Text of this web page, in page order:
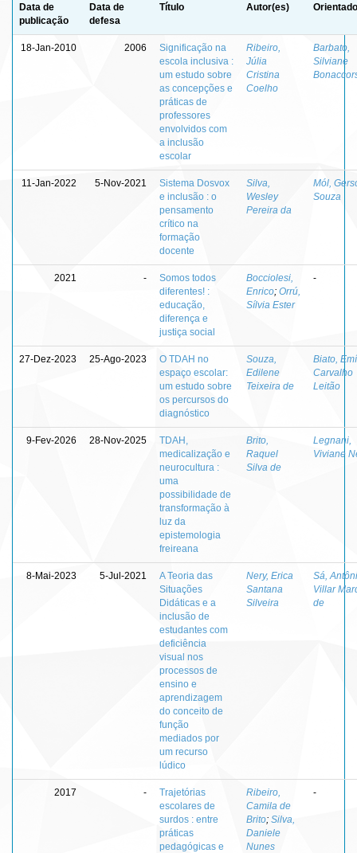
Data de
publicação
Data de
defesa
Título Autor(es)
18-Jan-2010 2006
Significação na
escola inclusiva :
um estudo sobre
as concepções e
práticas de
professores
envolvidos com
a inclusão
escolar
Ribeiro,
Júlia
Cristina
Coelho
Barbato,
Silviane
11-Jan-2022 5-Nov-2021
Sistema Dosvox
e inclusão : o
pensamento
crítico na
formação
docente
Silva,
Wesley
Pereira da
Mól,
Souza
2021 -
Somos todos
diferentes! :
educação,
diferença e
justiça social
Bocciolesi,
Enrico; Orrú,
Sílvia Ester
-
27-Dez-2023 25-Ago-2023
O TDAH no
espaço escolar:
um estudo sobre
os percursos do
diagnóstico
Souza,
Edilene
Teixeira de
Biato,
Carvalho
Leitão
9-Fev-2026 28-Nov-2025
TDAH,
medicalização e
neurocultura :
uma
possibilidade de
transformação à
luz da
epistemologia
freireana
Brito,
Raquel
Silva de
Legnani,
Viviane
8-Mai-2023 5-Jul-2021
A Teoria das
Situações
Didáticas e a
inclusão de
estudantes com
deficiência
visual nos
processos de
ensino e
aprendizagem
do conceito de
função
mediados por
um recurso
lúdico
Nery, Erica
Santana
Silveira
Sá,
Villar
de
2017 -
Trajetórias
escolares de
surdos : entre
práticas
pedagógicas e
Ribeiro,
Camila de
Brito; Silva,
Daniele
Nunes
-